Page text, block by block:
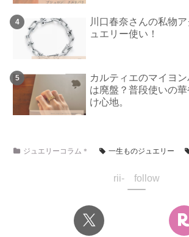
川口春奈さんの私物
ュエリー使い！
カルティエのマイヨ
は廃盤？普段使いの
け心地。
ジュエリーコラム＊ 一生ものジュエリー
rii- follow